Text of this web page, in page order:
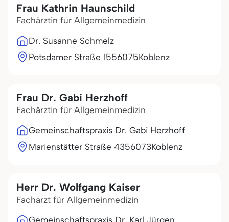
Frau Kathrin Haunschild
Fachärztin für Allgemeinmedizin
Dr. Susanne Schmelz
Potsdamer Straße 1556075Koblenz
Frau Dr. Gabi Herzhoff
Fachärztin für Allgemeinmedizin
Gemeinschaftspraxis Dr. Gabi Herzhoff
Marienstätter Straße 4356073Koblenz
Herr Dr. Wolfgang Kaiser
Facharzt für Allgemeinmedizin
Gemeinschaftspraxis Dr. Karl Jürgen